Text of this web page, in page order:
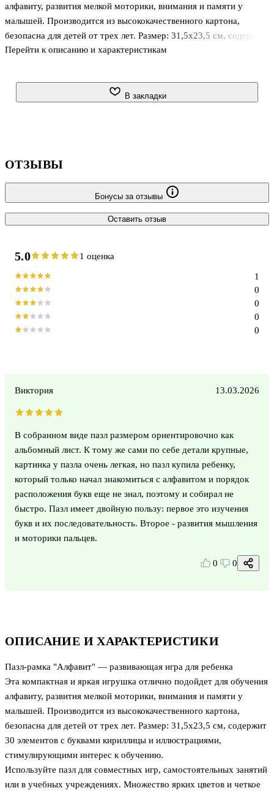
алфавиту, развития мелкой моторики, внимания и памяти у
малышей. Производится из высококачественного картона,
безопасна для детей от трех лет. Размер: 31,5х23,5 см, содержит
30 элементов с буквами кириллицы и иллюстрациями,
или в учебных учреждениях. Множество ярких цветов и четкое
Перейти к описанию и характеристикам
В закладки
ОПИСАНИЕ И ХАРАКТЕРИСТИКИ
Пазл-рамка "Алфавит" — развивающая игра для ребенка
Эта компактная и яркая игрушка отлично подойдет для обучения
алфавиту, развития мелкой моторики, внимания и памяти у
малышей. Производится из высококачественного картона,
безопасна для детей от трех лет. Размер: 31,5х23,5 см, содержит
30 элементов с буквами кириллицы и иллюстрациями,
стимулирующими интерес к обучению.
Используйте пазл для совместных игр, самостоятельных занятий
или в учебных учреждениях. Множество ярких цветов и четкое
ОТЗЫВЫ
Бонусы за отзывы
Оставить отзыв
5.0 1 оценка
0
0
0
0
1
Виктория 13.03.2026
В собранном виде пазл размером ориентировочно как
альбомный лист. К тому же сами по себе детали крупные,
картинка у пазла очень легкая, но пазл купила ребенку,
который только начал знакомиться с алфавитом и порядок
расположения букв еще не знал, поэтому и собирал не
быстро. Пазл имеет двойную пользу: первое это изучения
букв и их последовательность. Второе - развития мышления
и моторики пальцев.
0 0